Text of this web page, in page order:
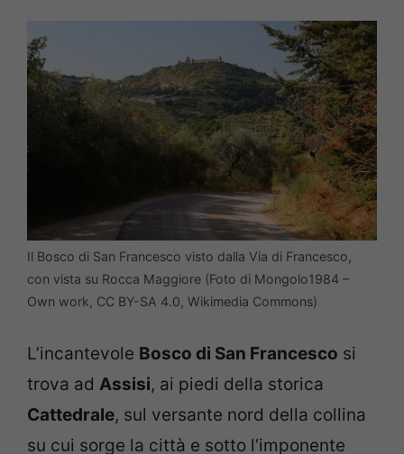
Il Bosco di San Francesco visto dalla Via di Francesco,
con vista su Rocca Maggiore (Foto di Mongolo1984 –
Own work, CC BY-SA 4.0, Wikimedia Commons)
L’incantevole Bosco di San Francesco si
trova ad Assisi, ai piedi della storica
Cattedrale, sul versante nord della collina
su cui sorge la città e sotto l’imponente